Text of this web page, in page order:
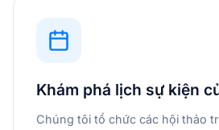
Khám phá lịch sự kiện
Chúng tôi tổ chức các hội thảo